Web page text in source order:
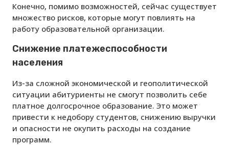
Конечно, помимо возможностей, сейчас существует
множество рисков, которые могут повлиять на
работу образовательной организации.
Снижение платежеспособности
населения
Из-за сложной экономической и геополитической
ситуации абитуриенты не смогут позволить себе
платное долгосрочное образование. Это может
привести к недобору студентов, снижению выручки
и опасности не окупить расходы на создание
программ.